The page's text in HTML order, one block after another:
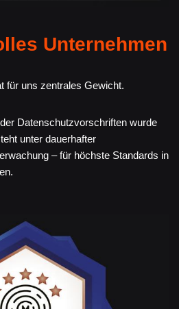
Unternehmen
für uns zentrales Gewicht.
Datenschutzvorschriften wurde
unter dauerhafter
– für höchste Standards in